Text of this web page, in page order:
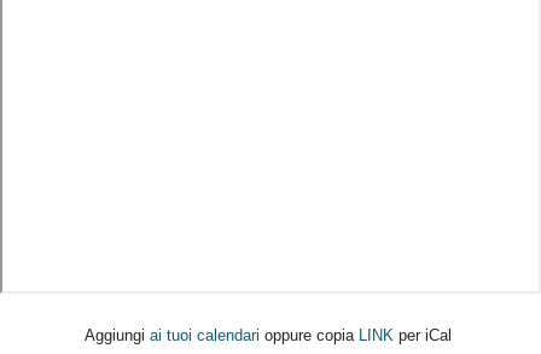
Aggiungi ai tuoi calendari oppure copia LINK per iCal